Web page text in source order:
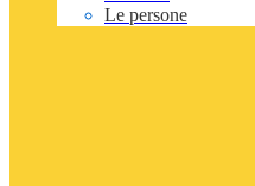
Le persone